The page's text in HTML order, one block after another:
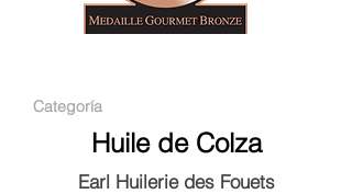
Categoría
Huile de Colza
Earl Huilerie des Fouets